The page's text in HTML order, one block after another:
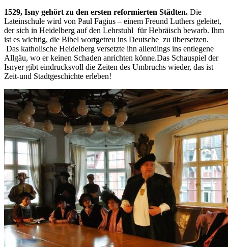
1529, Isny gehört zu den ersten reformierten Städten. Die
Lateinschule wird von Paul Fagius – einem Freund Luthers geleitet,
der sich in Heidelberg auf den Lehrstuhl für Hebräisch bewarb. Ihm
ist es wichtig, die Bibel wortgetreu ins Deutsche zu übersetzen.
Das katholische Heidelberg versetzte ihn allerdings ins entlegene
Allgäu, wo er keinen Schaden anrichten könne.Das Schauspiel der
Isnyer gibt eindrucksvoll die Zeiten des Umbruchs wieder, das ist
Zeit-und Stadtgeschichte erleben!